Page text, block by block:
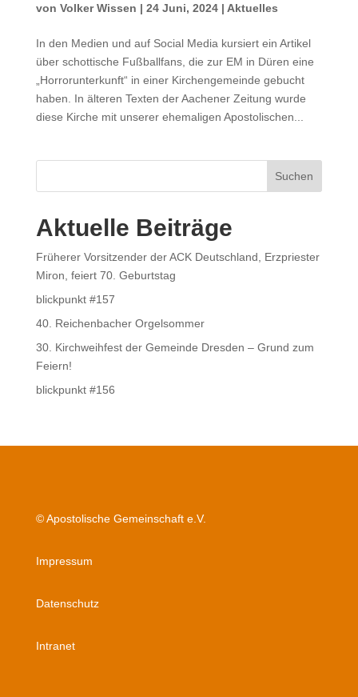
von Volker Wissen | 24 Juni, 2024| Aktuelles
In den Medien und auf Social Media kursiert ein Artikel
über schottische Fußballfans, die zur EM in Düren eine
„Horrorunterkunft“ in einer Kirchengemeinde gebucht
haben. In älteren Texten der Aachener Zeitung wurde
diese Kirche mit unserer ehemaligen Apostolischen...
Suchen
Aktuelle Beiträge
Früherer Vorsitzender der ACK Deutschland, Erzpriester
Miron, feiert 70. Geburtstag
blickpunkt #157
40. Reichenbacher Orgelsommer
30. Kirchweihfest der Gemeinde Dresden – Grund zum
Feiern!
blickpunkt #156
© Apostolische Gemeinschaft e.V.
Impressum
Datenschutz
Intranet